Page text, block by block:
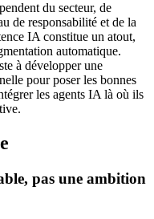
du secteur, de
de responsabilité et de la
IA constitue un atout,
automatique.
à développer une
pour poser les bonnes
les agents IA là où ils
pas une ambition